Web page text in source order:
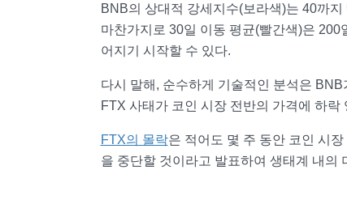
BNB의 상대적 강세지수(보라색)는 40까
마찬가지로 30일 이동 평균(빨간색)은
어지기 시작할 수 있다.
다시 말해, 순수하게 기술적인 분석은
FTX 사태가 코인 시장 전반의 가격에 하
FTX의 몰락은 적어도 몇 주 동안 코인 시
을 중단할 것이라고 발표하여 생태계 내의